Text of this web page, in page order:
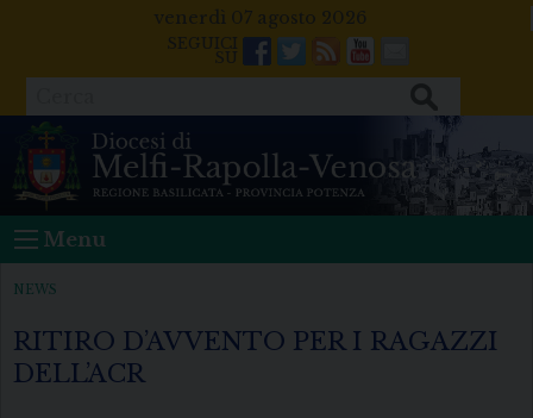
venerdì 07 agosto 2026
Facebook
Twitter
FeedsYoutube
Mail
Menu
NEWS
RITIRO D’AVVENTO PER I RAGAZZI
DELL’ACR